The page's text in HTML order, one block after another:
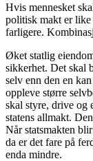
Hvis mennesket
politisk makt er
farligere.
Øket statlig
sikkerhet. Det skal
selv enn den en
oppleve større
skal styre, drive og
statens allmakt.
Når statsmakten
da er det fare på
enda mindre.